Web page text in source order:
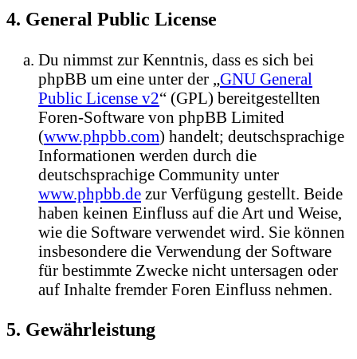
4. General Public License
Du nimmst zur Kenntnis, dass es sich bei
phpBB um eine unter der „ GNU General
Public License v2“ (GPL) bereitgestellten
Foren-Software von phpBB Limited
(www.phpbb.com) handelt; deutschsprachige
Informationen werden durch die
deutschsprachige Community unter
www.phpbb.de zur Verfügung gestellt. Beide
haben keinen Einfluss auf die Art und Weise,
wie die Software verwendet wird. Sie können
insbesondere die Verwendung der Software
für bestimmte Zwecke nicht untersagen oder
auf Inhalte fremder Foren Einfluss nehmen.
5. Gewährleistung